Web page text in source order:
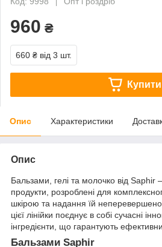
960 ₴
660 ₴ від 3 шт.
Купити
Опис Характеристики
Опис
Бальзами, гелі та молочко від Saphir –
продукти, розроблені для
шкірою та надання їй
цієї лінійки поєднує в собі сучасні
інгредієнти, що гарантують
Бальзами Saphir